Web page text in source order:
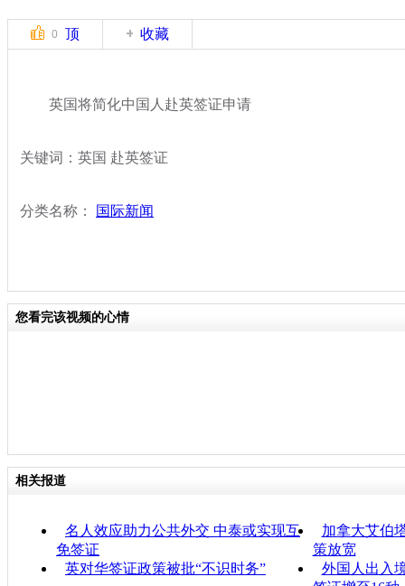
0 顶 收藏
英国将简化中国人赴英签证申请
关键词：英国 赴英签证
分类名称： 国际新闻
您看完该视频的心情
相关报道
名人效应助力公共外交 中泰或实现互
免签证
加拿大艾伯
策放宽
英对华签证政策被批“不识时务”
外国人出入